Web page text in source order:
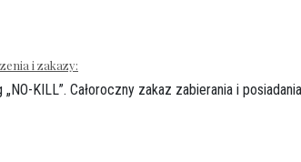
i zakazy:
KILL”. Całoroczny zakaz zabierania i